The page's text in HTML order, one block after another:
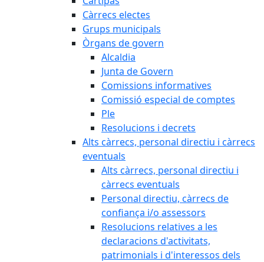
Càrrecs electes
Grups municipals
Òrgans de govern
Alcaldia
Junta de Govern
Comissions informatives
Comissió especial de comptes
Ple
Resolucions i decrets
Alts càrrecs, personal directiu i càrrecs
eventuals
Alts càrrecs, personal directiu i
càrrecs eventuals
Personal directiu, càrrecs de
confiança i/o assessors
Resolucions relatives a les
declaracions d'activitats,
patrimonials i d'interessos dels